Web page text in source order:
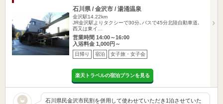
石川県 / 金沢市 / 湯涌温泉
金沢駅14.22km
JR金沢駅よりタクシーで30分､バスで45分北陸自動車道､
西又は東イ…
営業時間 14:00～16:00
入浴料金 1,000円～
日帰り 宿泊 女子旅・女子会
楽天トラベルの宿泊プランを見る
石川県民金沢市民割を併用して使わせていただき1泊させていた